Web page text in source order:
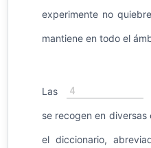
experimente no
mantiene en todo el
Las 4
se recogen en
el diccionario,